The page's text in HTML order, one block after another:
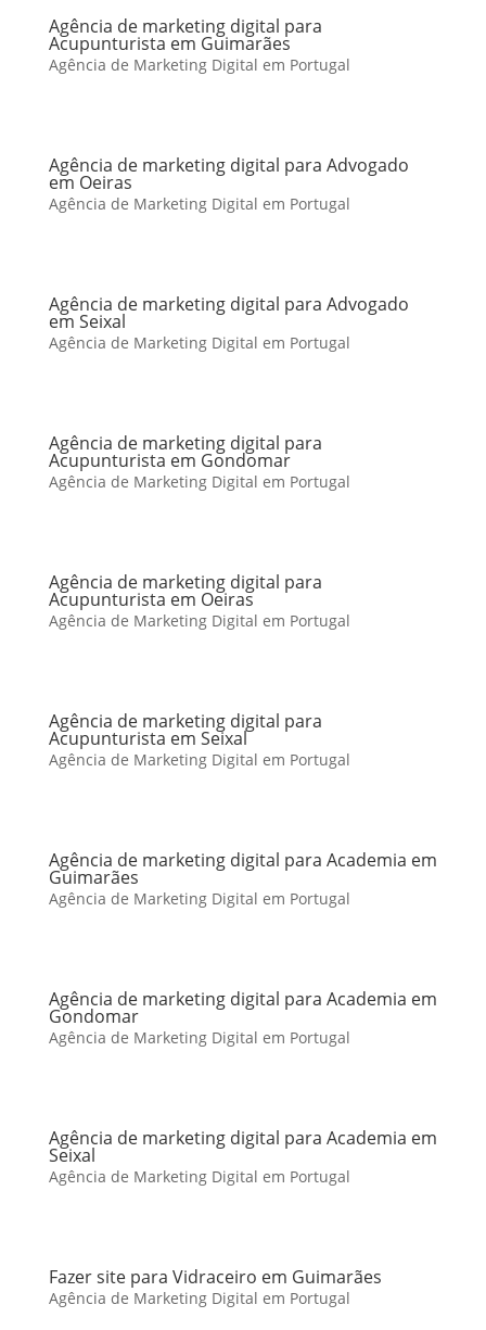
Agência de marketing digital para
Acupunturista em Guimarães
Agência de Marketing Digital em Portugal
Agência de marketing digital para Advogado
em Oeiras
Agência de Marketing Digital em Portugal
Agência de marketing digital para Advogado
em Seixal
Agência de Marketing Digital em Portugal
Agência de marketing digital para
Acupunturista em Gondomar
Agência de Marketing Digital em Portugal
Agência de marketing digital para
Acupunturista em Oeiras
Agência de Marketing Digital em Portugal
Agência de marketing digital para
Acupunturista em Seixal
Agência de Marketing Digital em Portugal
Agência de marketing digital para Academia em
Guimarães
Agência de Marketing Digital em Portugal
Agência de marketing digital para Academia em
Gondomar
Agência de Marketing Digital em Portugal
Agência de marketing digital para Academia em
Seixal
Agência de Marketing Digital em Portugal
Fazer site para Vidraceiro em Guimarães
Agência de Marketing Digital em Portugal